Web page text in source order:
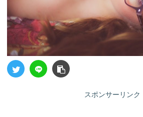
スポンサーリンク